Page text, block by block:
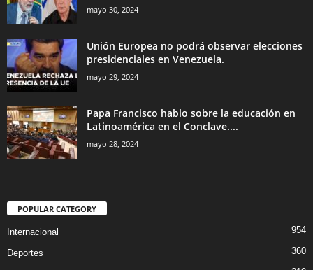
mayo 30, 2024
Unión Europea no podrá observar elecciones
presidenciales en Venezuela.
mayo 29, 2024
Papa Francisco hablo sobre la educación en
Latinoamérica en el Conclave....
mayo 28, 2024
POPULAR CATEGORY
Internacional 954
Deportes 360